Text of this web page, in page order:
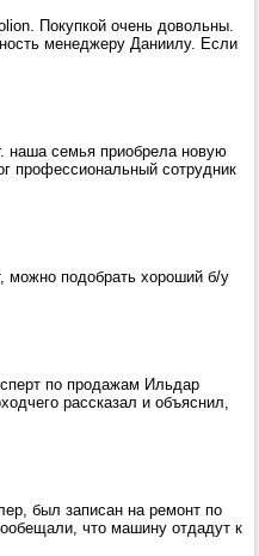
Покупкой очень довольны.
менеджеру Даниилу. Если
наша семья приобрела новую
профессиональный сотрудник
можно подобрать хороший б/у
по продажам Ильдар
рассказал и объяснил,
был записан на ремонт по
что машину отдадут к